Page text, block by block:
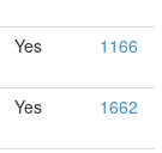
Yes 1166
Yes 1662